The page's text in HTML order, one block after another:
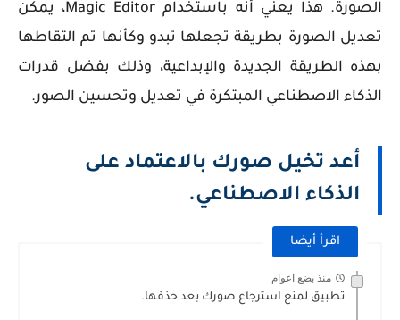
الصورة. هذا يعني أنه باستخدام Magic Editor، يمكن
تعديل الصورة بطريقة تجعلها تبدو وكأنها تم التقاطها
بهذه الطريقة الجديدة والإبداعية، وذلك بفضل قدرات
الذكاء الاصطناعي المبتكرة في تعديل وتحسين الصور.
أعد تخيل صورك بالاعتماد على
الذكاء الاصطناعي.
اقرأ أيضا
منذ بضع اعوام
تطبيق لمنع استرجاع صورك بعد حذفها.